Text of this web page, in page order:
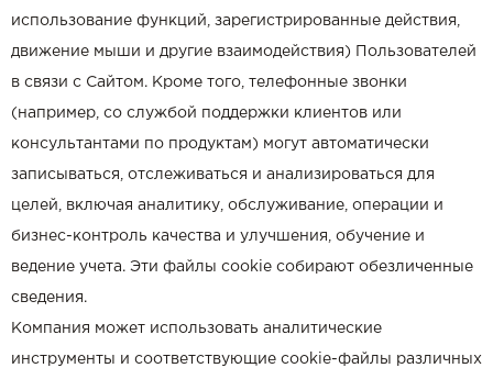
использование функций, зарегистрированные действия,
движение мыши и другие взаимодействия) Пользователей
в связи с Сайтом. Кроме того, телефонные звонки
(например, со службой поддержки клиентов или
консультантами по продуктам) могут автоматически
записываться, отслеживаться и анализироваться для
целей, включая аналитику, обслуживание, операции и
бизнес-контроль качества и улучшения, обучение и
ведение учета. Эти файлы cookie собирают обезличенные
сведения.
Компания может использовать аналитические
инструменты и соответствующие cookie-файлы различных